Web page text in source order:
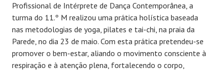
Profissional de Intérprete de Dança Contemporânea, a
turma do 11.º M realizou uma prática holística baseada
nas metodologias de yoga, pilates e tai-chi, na praia da
Parede, no dia 23 de maio. Com esta prática pretendeu-se
promover o bem-estar, aliando o movimento consciente à
respiração e à atenção plena, fortalecendo o corpo,